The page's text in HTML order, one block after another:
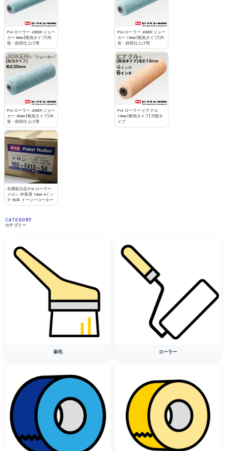
PIA ローラー JOKER ジョー
カー 8mm [無泡タイプ] 内
装・鉄部仕上げ用
PIA ローラー JOKER ジョー
カー 13mm [無泡タイプ] 内
装・鉄部仕上げ用
PIA ローラー JOKER ジョー
カー 20mm [無泡タイプ] 内
装・鉄部仕上げ用
PIA ローラー ピナクル
13mm [無泡タイプ] 万能タ
イプ
在庫処分品 PIA ローラー
メロン 外装用 13mm 4イン
チ 50本 イージーコーター
CATEGORY
カテゴリー
刷毛 ローラー